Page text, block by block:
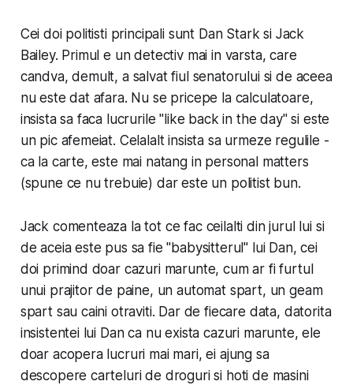
Cei doi politisti principali sunt Dan Stark si Jack
Bailey. Primul e un detectiv mai in varsta, care
candva, demult, a salvat fiul sen­a­toru­lui si de aceea
nu este dat afara. Nu se pricepe la cal­cu­la­toare,
insista sa faca lucrurile "like back in the day" si este
un pic afemeiat. Celalalt insista sa urmeze reg­ulile ­
ca la carte, este mai natang in personal matters
(spune ce nu trebuie) dar este un politist bun.
Jack comenteaza la tot ce fac ceilalti din jurul lui si
de aceia este pus sa fie "babysit­terul" lui Dan, cei
doi primind doar cazuri marunte, cum ar fi furtul
unui prajitor de paine, un automat spart, un geam
spart sau caini otraviti. Dar de fiecare data, datorita
in­sis­ten­tei lui Dan ca nu exista cazuri marunte, ele
doar acopera lucruri mai mari, ei ajung sa
descopere carteluri de droguri si hoti de masini